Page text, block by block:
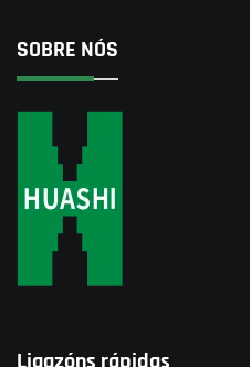
SOBRE NÓS
Ligazóns rápidas